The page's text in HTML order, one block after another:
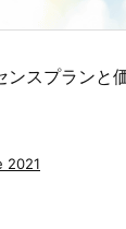
スプランと
2021